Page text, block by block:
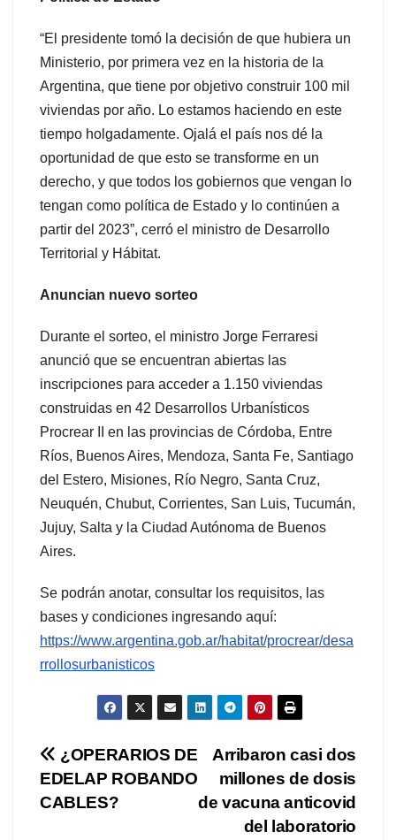
“El presidente tomó la decisión de que hubiera un
Ministerio, por primera vez en la historia de la
Argentina, que tiene por objetivo construir 100 mil
viviendas por año. Lo estamos haciendo en este
tiempo holgadamente. Ojalá el país nos dé la
oportunidad de que esto se transforme en un
derecho, y que todos los gobiernos que vengan lo
tengan como política de Estado y lo continúen a
partir del 2023”, cerró el ministro de Desarrollo
Territorial y Hábitat.
Anuncian nuevo sorteo
Durante el sorteo, el ministro Jorge Ferraresi
anunció que se encuentran abiertas las
inscripciones para acceder a 1.150 viviendas
construidas en 42 Desarrollos Urbanísticos
Procrear II en las provincias de Córdoba, Entre
Ríos, Buenos Aires, Mendoza, Santa Fe, Santiago
del Estero, Misiones, Río Negro, Santa Cruz,
Neuquén, Chubut, Corrientes, San Luis, Tucumán,
Jujuy, Salta y la Ciudad Autónoma de Buenos
Aires.
Se podrán anotar, consultar los requisitos, las
bases y condiciones ingresando aquí:
https://www.argentina.gob.ar/habitat/procrear/desa
rrollosurbanisticos
Navegación
de
Arribaron casi dos
millones de dosis
de vacuna anticovid
del laboratorio
¿OPERARIOS DE
EDELAP ROBANDO
CABLES?